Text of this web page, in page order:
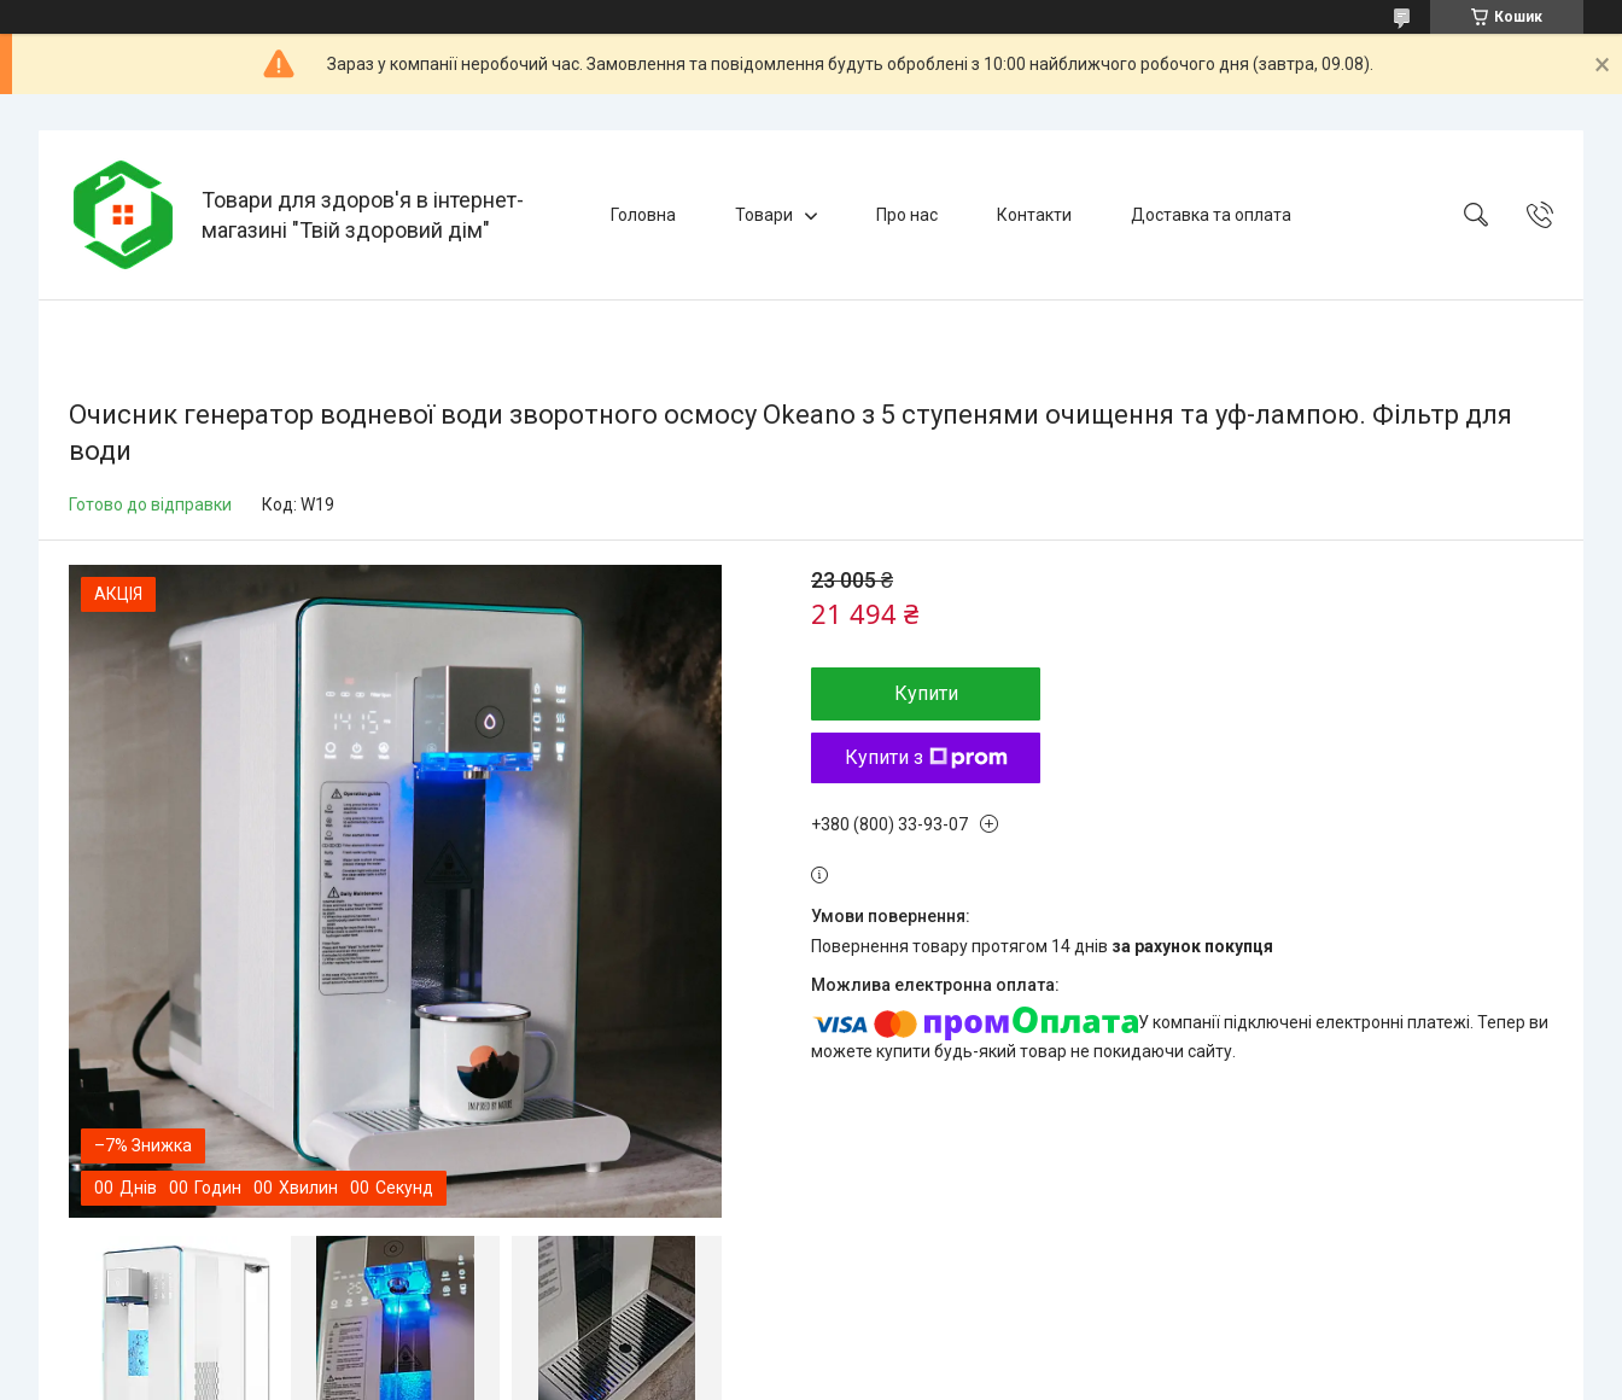
Кошик
Зараз у компанії неробочий час. Замовлення та повідомлення будуть оброблені з 10:00 найближчого робочого дня (завтра, 09.08).
Товари для здоров'я в інтернет-
магазині "Твій здоровий дім"
Головна Товари Про нас Контакти Доставка та оплата
Очисник генератор водневої води зворотного осмосу Okeano з 5 ступенями очищення та уф-лампою. Фільтр для
води
Готово до відправки Код: W19
АКЦІЯ
–7%
00 Днів 00 Годин 00 Хвилин 00 Секунд
23 005 ₴
21 494 ₴
Купити
Купити з
+380 (800) 33-93-07
повернення товару протягом 14 днів за рахунок покупця
У компанії підключені електронні платежі. Тепер ви
можете купити будь-який товар не покидаючи сайту.